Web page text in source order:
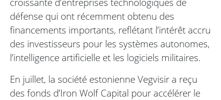
défense qui ont récemment obtenu des
financements importants, reflétant l’intérêt accru
des investisseurs pour les systèmes autonomes,
l’intelligence artificielle et les logiciels militaires.
En juillet, la société estonienne Vegvisir a reçu
des fonds d’Iron Wolf Capital pour accélérer le